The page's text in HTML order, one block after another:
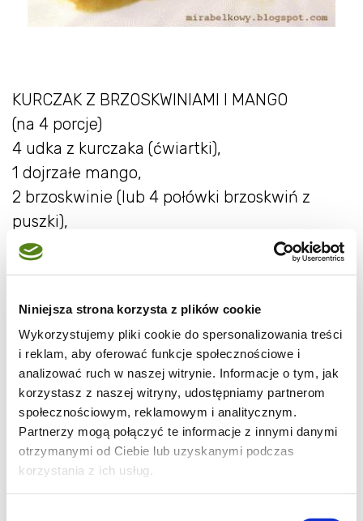
Niniejsza strona korzysta z plików cookie
Wykorzystujemy pliki cookie do spersonalizowania treści
i reklam, aby oferować funkcje społecznościowe i
analizować ruch w naszej witrynie. Informacje o tym, jak
korzystasz z naszej witryny, udostępniamy partnerom
społecznościowym, reklamowym i analitycznym.
Partnerzy mogą połączyć te informacje z innymi danymi
otrzymanymi od Ciebie lub uzyskanymi podczas
korzystania z ich usług.
KURCZAK Z BRZOSKWINIAMI I MANGO
(na 4 porcje)
4 udka z kurczaka (ćwiartki),
1 dojrzałe mango,
2 brzoskwinie (lub 4 połówki brzoskwiń z
puszki),
1 łyżka soku z cytryny,
pół szklanki śmietanki kremówki,
1 łyżeczka mąki ziemniaczanej,
przyprawa curry,
słodka papryka w proszku,
sól i pieprz,
3-4 łyżki oleju